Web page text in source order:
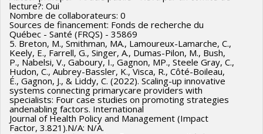
Client principal: Responsable des politiques ou organisme de
règlementation
Résultat: Échange : Discussion des défis liés aux salles de
pilotage tactiques et opérationnelles, et recherche de
solutions. Utilisation : Développement d’un nouveau
modèle (design) de salle de pilotage tactique (facultatif pour
l’opérationnel).
- 2019/08 Co-animer un atelier sur le pilotage multi-niveaux
de la performance, Collaboration en R et D avec l'industrie
lecture?: Oui
Nombre de collaborateurs: 0
Sources de financement: Fonds de recherche du
Québec - Santé (FRQS) - 35869
5. Breton, M., Smithman, MA., Lamoureux-Lamarche, C.,
Keely, E., Farrell, G., Singer, A., Dumas-Pilon, M., Bush,
P., Nabelsi, V., Gaboury, I., Gagnon, MP., Steele Gray, C.,
Hudon, C., Aubrey-Bassler, K., Visca, R., Côté-Boileau,
É., Gagnon, J., & Liddy, C. (2022). Scaling-up innovative
systems connecting primarycare providers with
specialists: Four case studies on promoting strategies
andenabling factors. International
Journal of Health Policy and Management (Impact
Factor, 3.821).N/A: N/A.